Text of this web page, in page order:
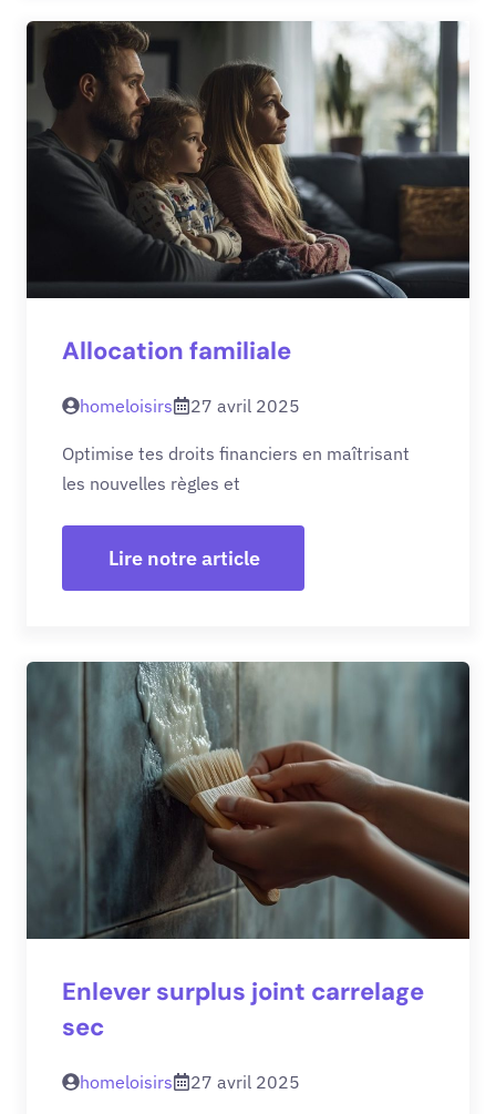
Allocation familiale
homeloisirs 27 avril 2025
Optimise tes droits financiers en maîtrisant
les nouvelles règles et
Lire notre article
Enlever surplus joint carrelage
sec
homeloisirs 27 avril 2025